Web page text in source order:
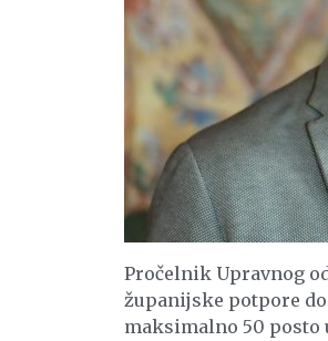
Pročelnik Upravnog
županijske potpore
maksimalno 50 posto